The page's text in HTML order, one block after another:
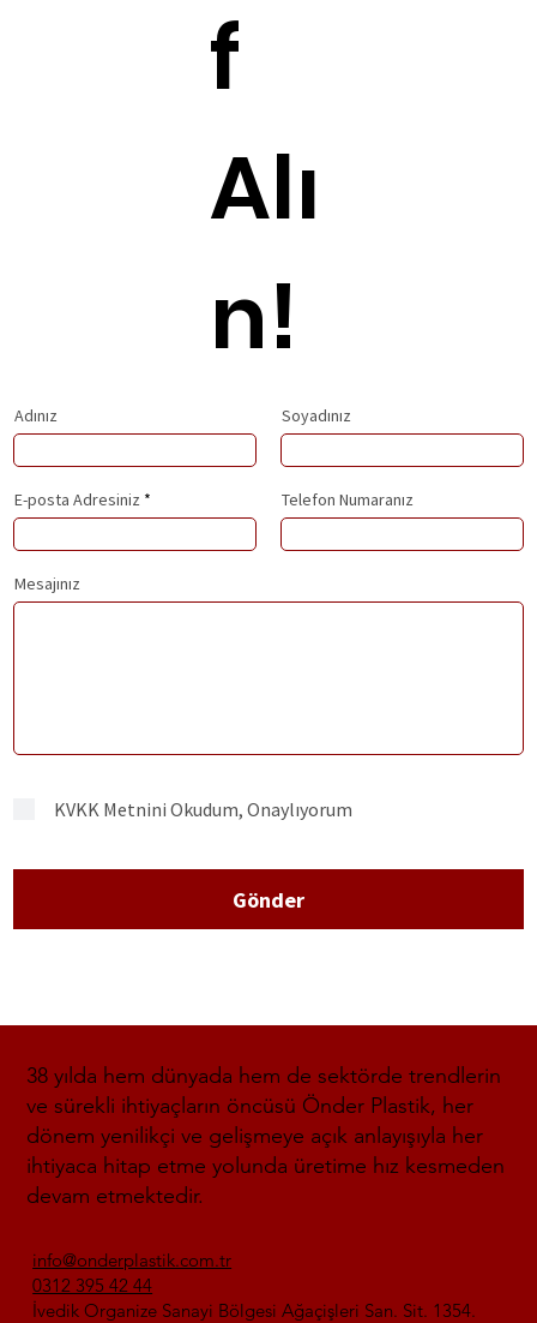
f
Alı
n!
Adınız Soyadınız
E-posta Adresiniz Telefon Numaranız
Mesajınız
Gönder
KVKK Metnini Okudum, Onaylıyorum
38 yılda hem dünyada hem de sektörde trendlerin
ve sürekli ihtiyaçların öncüsü Önder Plastik, her
dönem yenilikçi ve gelişmeye açık anlayışıyla her
ihtiyaca hitap etme yolunda üretime hız kesmeden
devam etmektedir.
info@onderplastik.com.tr
0312 395 42 44
İvedik Organize Sanayi Bölgesi Ağaçişleri San. Sit. 1354.